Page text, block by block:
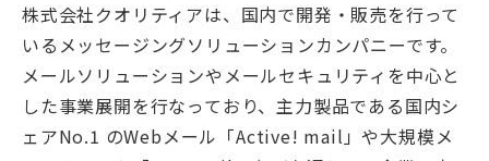
株式会社クオリティアは、国内で開発・販売を行って
いるメッセージングソリューションカンパニーです。
メールソリューションやメールセキュリティを中心と
した事業展開を行なっており、主力製品である国内シ
ェアNo.1 のWebメール「Active! mail」や大規模メ